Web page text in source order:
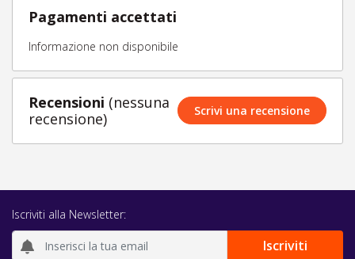
Pagamenti accettati
Informazione non disponibile
Recensioni (nessuna
recensione)
Scrivi una recensione
Iscriviti alla Newsletter: